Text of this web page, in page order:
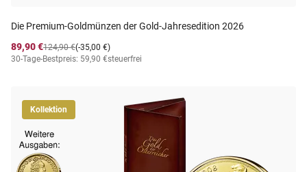
Die Premium-Goldmünzen der Gold-Jahresedition 2026
89,90 €
(-35,00 €)
124,90 €
30-Tage-Bestpreis: 59,90 €steuerfrei
Kollektion